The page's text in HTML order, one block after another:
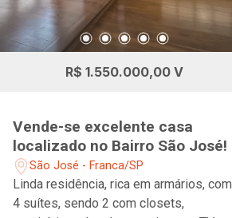
R$ 1.550.000,00 V
Vende-se excelente casa
localizado no Bairro São José!
São José - Franca/SP
Linda residência, rica em armários, com
4 suítes, sendo 2 com closets,